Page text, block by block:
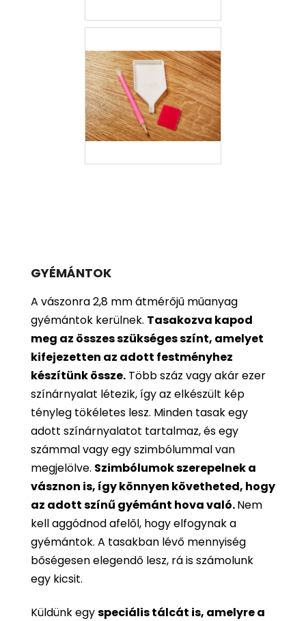
GYÉMÁNTOK
A vászonra 2,8 mm átmérőjű műanyag
gyémántok kerülnek. Tasakozva kapod
meg az összes szükséges színt, amelyet
kifejezetten az adott festményhez
készítünk össze. Több száz vagy akár ezer
színárnyalat létezik, így az elkészült kép
tényleg tökéletes lesz. Minden tasak egy
adott színárnyalatot tartalmaz, és egy
számmal vagy egy szimbólummal van
megjelölve. Szimbólumok szerepelnek a
vásznon is, így könnyen követheted, hogy
az adott színű gyémánt hova való.Nem
kell aggódnod afelől, hogy elfogynak a
gyémántok. A tasakban lévő mennyiség
bőségesen elegendő lesz, rá is számolunk
egy kicsit.
Küldünk egyspeciális tálcát is, amelyre a